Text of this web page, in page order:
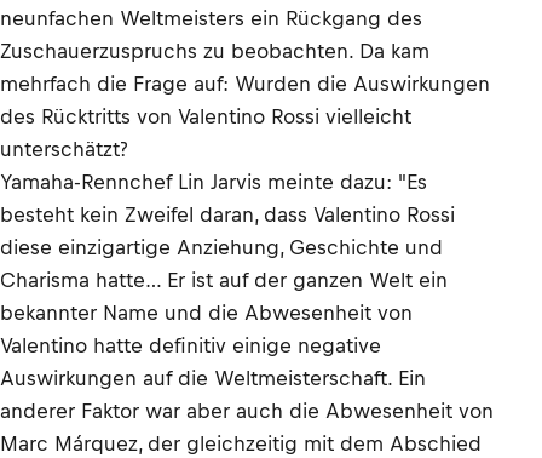
neunfachen Weltmeisters ein Rückgang des
Zuschauerzuspruchs zu beobachten. Da kam
mehrfach die Frage auf: Wurden die Auswirkungen
des Rücktritts von Valentino Rossi vielleicht
unterschätzt?
Yamaha-Rennchef Lin Jarvis meinte dazu: "Es
besteht kein Zweifel daran, dass Valentino Rossi
diese einzigartige Anziehung, Geschichte und
Charisma hatte… Er ist auf der ganzen Welt ein
bekannter Name und die Abwesenheit von
Valentino hatte definitiv einige negative
Auswirkungen auf die Weltmeisterschaft. Ein
anderer Faktor war aber auch die Abwesenheit von
Marc Márquez, der gleichzeitig mit dem Abschied